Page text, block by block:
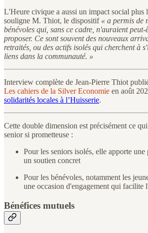
L'Heure civique a aussi un impact social plus
souligne M. Thiot, le dispositif « a permis de
bénévoles qui, sans ce cadre, n'auraient peut-
proposer. Ce sont souvent des nouveaux
retraités, ou des actifs isolés qui cherchent à
liens dans la communauté. »
Interview complète de Jean-Pierre Thiot
Les cahiers de la Silver Economie en août
solidarités locales à l’Huisserie.
Cette double dimension est précisément ce
senior si prometteuse :
Pour les seniors isolés, elle apporte une
un soutien concret
Pour les bénévoles, notamment les
une occasion d'engagement qui facilite
Bénéfices mutuels